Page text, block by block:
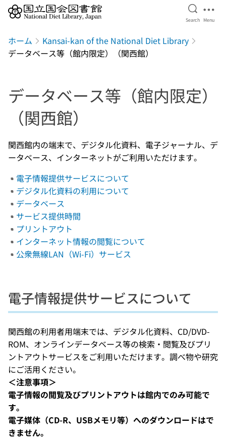
Open
Search Menu
ホーム
Kansai-kan of the National Diet Library
データベース等（館内限定）（関西館）
データベース等（館内限定）
（関西館）
関西館内の端末で、デジタル化資料、電子ジャーナル、デ
ータベース、インターネットがご利用いただけます。
電子情報提供サービスについて
デジタル化資料の利用について
データベース
サービス提供時間
プリントアウト
インターネット情報の閲覧について
公衆無線LAN（Wi-Fi）サービス
電子情報提供サービスについて
関西館の利用者用端末では、デジタル化資料、CD/DVD-
ROM、オンラインデータベース等の検索・閲覧及びプリ
ントアウトサービスをご利用いただけます。調べ物や研究
にご活用ください。
＜注意事項＞
電子情報の閲覧及びプリントアウトは館内でのみ可能で
す。
電子媒体（CD-R、USBメモリ等）へのダウンロードはで
きません。